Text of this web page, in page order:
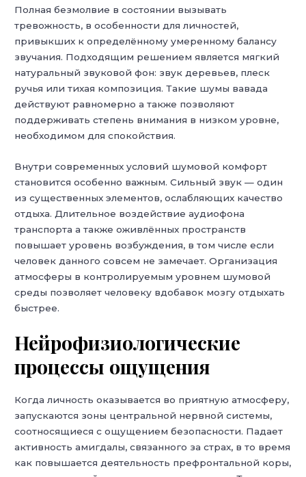
Полная безмолвие в состоянии вызывать
тревожность, в особенности для личностей,
привыкших к определённому умеренному балансу
звучания. Подходящим решением является мягкий
натуральный звуковой фон: звук деревьев, плеск
ручья или тихая композиция. Такие шумы вавада
действуют равномерно а также позволяют
поддерживать степень внимания в низком уровне,
необходимом для спокойствия.
Внутри современных условий шумовой комфорт
становится особенно важным. Сильный звук — один
из существенных элементов, ослабляющих качество
отдыха. Длительное воздействие аудиофона
транспорта а также оживлённых пространств
повышает уровень возбуждения, в том числе если
человек данного совсем не замечает. Организация
атмосферы в контролируемым уровнем шумовой
среды позволяет человеку вдобавок мозгу отдыхать
быстрее.
Нейрофизиологические
процессы ощущения
Когда личность оказывается во приятную атмосферу,
запускаются зоны центральной нервной системы,
соотносящиеся с ощущением безопасности. Падает
активность амигдалы, связанного за страх, в то время
как повышается деятельность префронтальной коры,